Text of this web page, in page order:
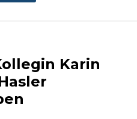
Karin